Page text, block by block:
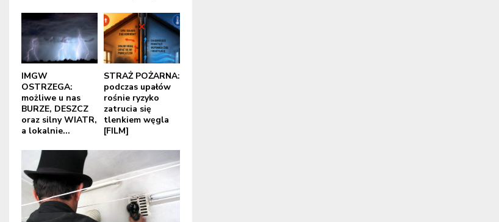
IMGW
OSTRZEGA:
możliwe u nas
BURZE, DESZCZ
oraz silny WIATR,
a lokalnie...
STRAŻ POŻARNA:
podczas upałów
rośnie ryzyko
zatrucia się
tlenkiem węgla
[FILM]